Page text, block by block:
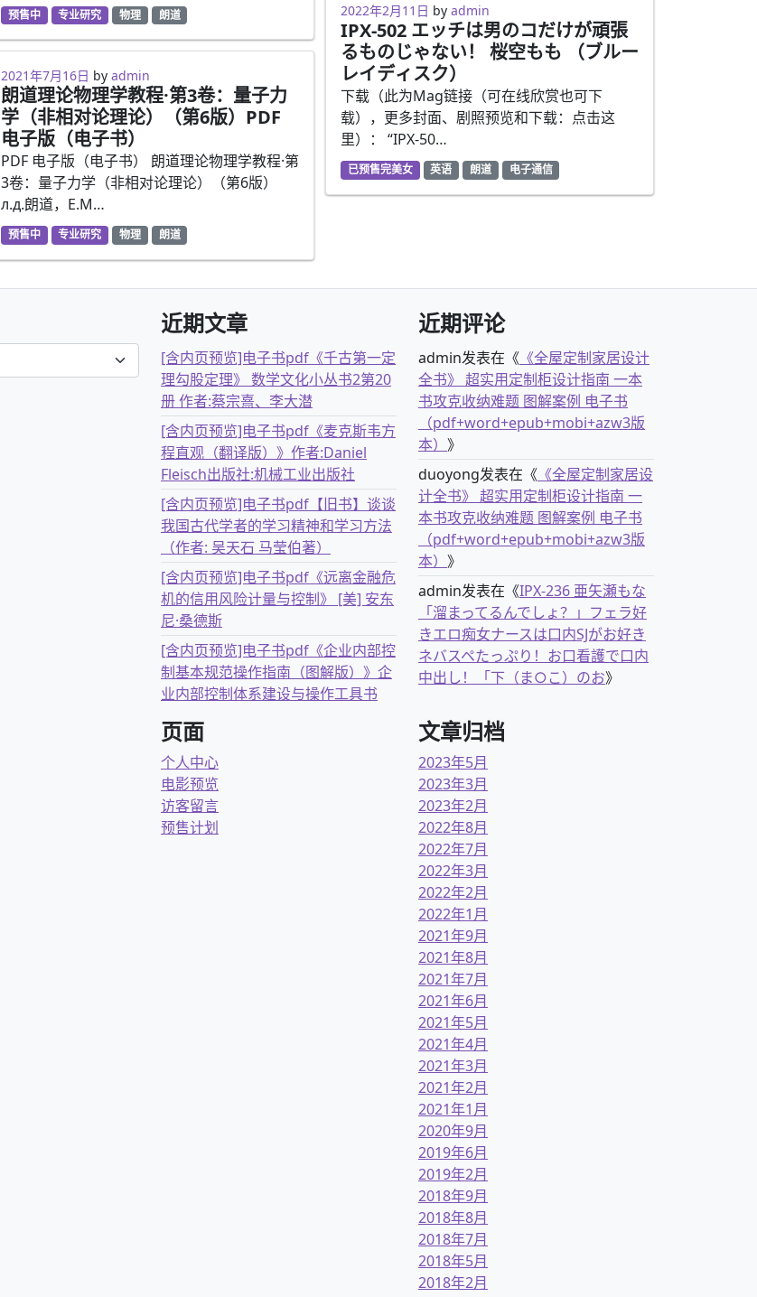
预售中 专业研究 物理 朗道
2021年7月16日
2021年7月16日 by admin
朗道理论物理学教程·第3卷：量子力
学（非相对论理论）（第6版）PDF
电子版（电子书）
PDF 电子版（电子书） 朗道理论物理学教程·第
3卷：量子力学（非相对论理论）（第6版）
л.д.朗道，E.M…
预售中 专业研究 物理 朗道
2021年7月6日
2022年2月11日 by admin
IPX-502 エッチは男のコだけが頑張
るものじゃない！ 桜空もも （ブルー
レイディスク）
下载（此为Mag链接（可在线欣赏也可下
载），更多封面、剧照预览和下载：点击这
里）： “IPX-50…
已预售完美女 英语 朗道 电子通信
近期文章
[含内页预览]电子书pdf《千古第一定
理勾股定理》 数学文化小丛书2第20
册 作者:蔡宗熹、李大潜
[含内页预览]电子书pdf《麦克斯韦方
程直观（翻译版）》作者:Daniel
Fleisch出版社:机械工业出版社
[含内页预览]电子书pdf【旧书】谈谈
我国古代学者的学习精神和学习方法
（作者: 吴天石 马莹伯著）
[含内页预览]电子书pdf《远离金融危
机的信用风险计量与控制》 [美] 安东
尼·桑德斯
[含内页预览]电子书pdf《企业内部控
制基本规范操作指南（图解版）》企
业内部控制体系建设与操作工具书
近期评论
admin发表在《 《全屋定制家居设计
全书》 超实用定制柜设计指南 一本
书攻克收纳难题 图解案例 电子书
（pdf+word+epub+mobi+azw3版
本） 》
duoyong发表在《 《全屋定制家居设
计全书》 超实用定制柜设计指南 一
本书攻克收纳难题 图解案例 电子书
（pdf+word+epub+mobi+azw3版
本） 》
admin发表在《IPX-236 亜矢瀬もな
「溜まってるんでしょ？」フェラ好
きエロ痴女ナースは口内SJがお好き
ネバスペたっぷり！お口看護で口内
中出し！「下（ま○こ）のお》
页面
个人中心
电影预览
访客留言
预售计划
文章归档
2023年5月
2023年3月
2023年2月
2022年8月
2022年7月
2022年3月
2022年2月
2022年1月
2021年9月
2021年8月
2021年7月
2021年6月
2021年5月
2021年4月
2021年3月
2021年2月
2021年1月
2020年9月
2019年6月
2019年2月
2018年9月
2018年8月
2018年7月
2018年5月
2018年2月